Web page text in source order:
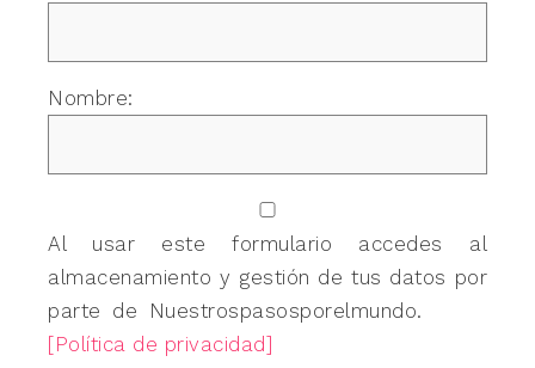
Nombre:
Al usar este formulario accedes al
almacenamiento y gestión de tus datos por
parte de Nuestrospasosporelmundo.
[Política de privacidad]